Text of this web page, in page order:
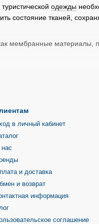
одежды
состояние тканей,
мембранные материалы,
использования
использования
для импрегнации,
для одежды – это
безопасны и
непосредственно на
в ткань и обеспечивают
этого бренда
в личный кабинет
и доставка
и возврат
информация
соглашение